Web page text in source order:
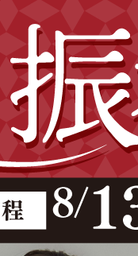
水)-15(
ラインナ
出口夏希・
費用・
那店で随
駐車場完
ーヒー